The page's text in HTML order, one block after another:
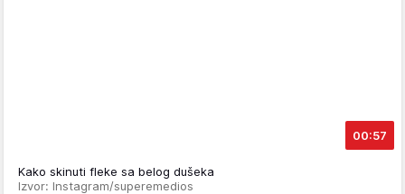
00:57
Kako skinuti fleke sa belog dušeka
Izvor: Instagram/superemedios